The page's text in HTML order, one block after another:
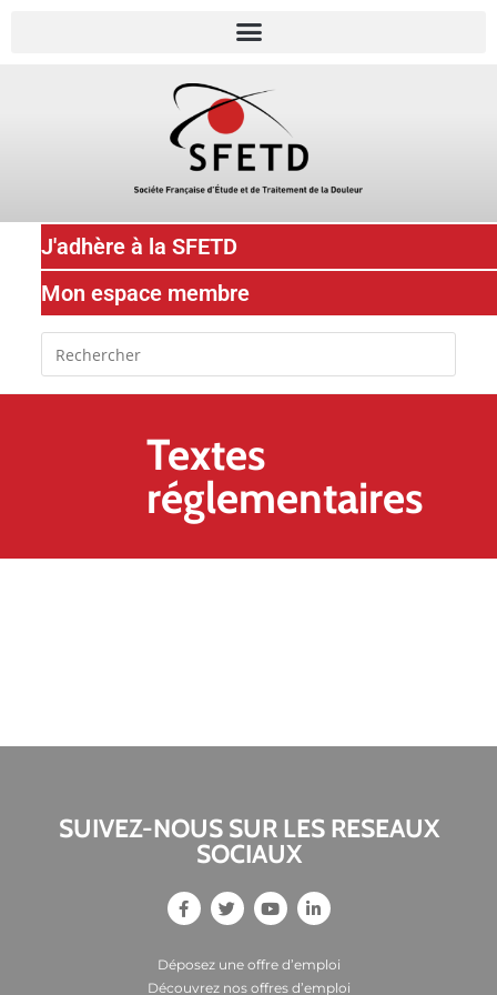
J'adhère à la SFETD
Mon espace membre
Textes
réglementaires
SUIVEZ-NOUS SUR LES RESEAUX
SOCIAUX
Déposez une offre d’emploi
Découvrez nos offres d’emploi